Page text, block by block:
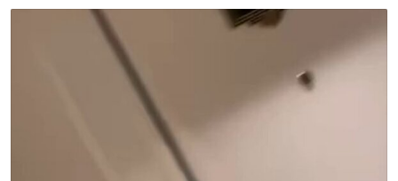
浜八景島シーパラダイス
数